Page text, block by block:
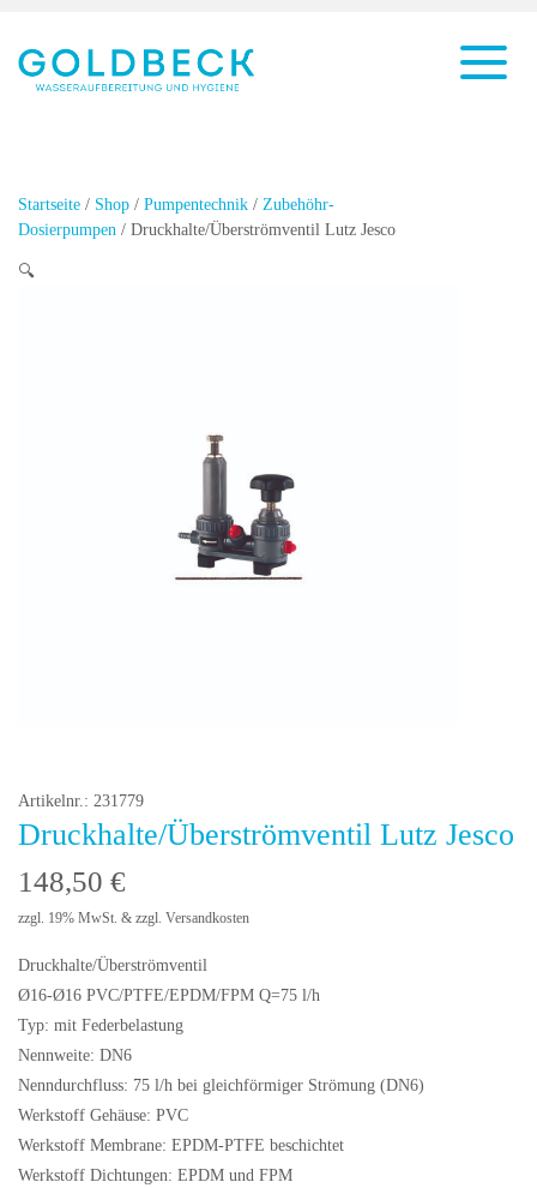
Startseite / Shop / Pumpentechnik / Zubehöhr-
Dosierpumpen / Druckhalte/Überströmventil Lutz Jesco
🔍
Artikelnr.: 231779
Druckhalte/Überströmventil Lutz Jesco
148,50 €
zzgl. 19% MwSt. & zzgl. Versandkosten
Druckhalte/Überströmventil
Ø16-Ø16 PVC/PTFE/EPDM/FPM Q=75 l/h
Typ: mit Federbelastung
Nennweite: DN6
Nenndurchfluss: 75 l/h bei gleichförmiger Strömung (DN6)
Werkstoff Gehäuse: PVC
Werkstoff Membrane: EPDM-PTFE beschichtet
Werkstoff Dichtungen: EPDM und FPM